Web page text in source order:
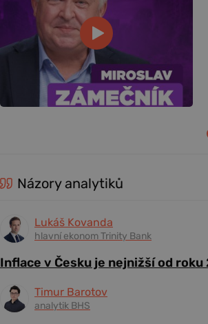
Názory analytiků
Lukáš Kovanda
hlavní ekonom Trinity Bank
Inflace v Česku je nejnižší od roku
Timur Barotov
analytik BHS